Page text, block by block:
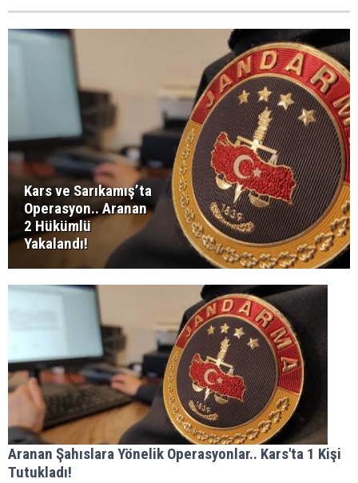
Kars ve Sarıkamış’ta
Operasyon.. Aranan
2 Hükümlü
Yakalandı!
Aranan Şahıslara Yönelik Operasyonlar.. Kars'ta 1 Kişi
Tutukladı!